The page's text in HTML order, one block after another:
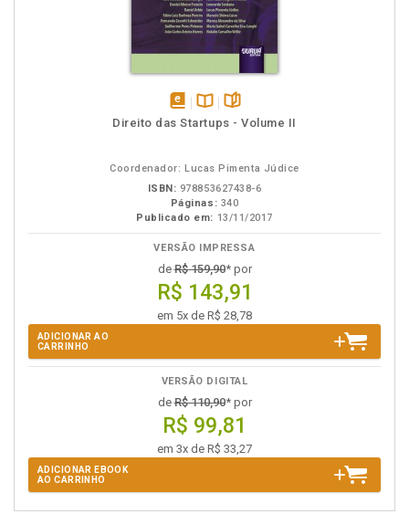
disponívelDisponível
páginas
Direito das Startups - Volume II
Coordenador: Lucas Pimenta Júdice
ISBN: 978853627438-6
Páginas: 340
Publicado em: 13/11/2017
VERSÃO IMPRESSA
deR$ 159,90* por
R$ 143,91
em 5x de R$ 28,78
ADICIONAR AO
CARRINHO
VERSÃO DIGITAL
deR$ 110,90* por
R$ 99,81
em 3x de R$ 33,27
ADICIONAR EBOOK
AO CARRINHO